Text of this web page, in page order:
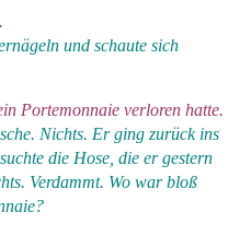
und schaute sich
Portemonnaie verloren hatte.
Nichts. Er ging zurück ins
die Hose, die er gestern
Verdammt. Wo war bloß